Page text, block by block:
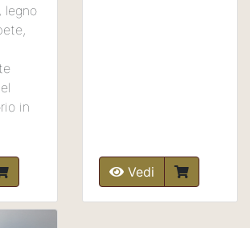
legno
in
Vedi